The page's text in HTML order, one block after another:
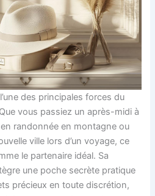
des principales forces du
vous passiez un après-midi à
randonnée en montagne ou
ville lors d’un voyage, ce
le partenaire idéal. Sa
une poche secrète pratique
précieux en toute discrétion,